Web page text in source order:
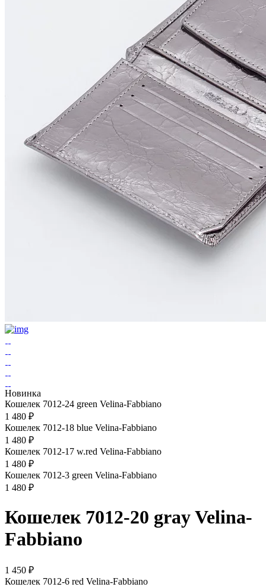
Новинка
Кошелек 7012-24 green Velina-Fabbiano
1 480 ₽
Кошелек 7012-18 blue Velina-Fabbiano
1 480 ₽
Кошелек 7012-17 w.red Velina-Fabbiano
1 480 ₽
Кошелек 7012-3 green Velina-Fabbiano
1 480 ₽
Кошелек 7012-20 gray Velina-
Fabbiano
1 450 ₽
Кошелек 7012-6 red Velina-Fabbiano